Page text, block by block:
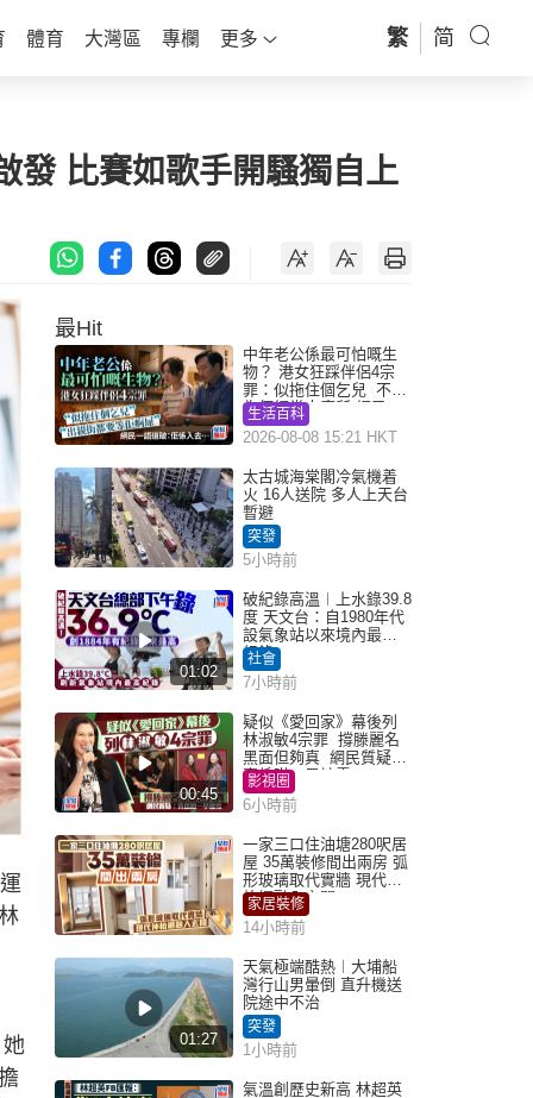
體育 大灣區 專欄 更多 繁 简
發 比賽如歌手開騷獨自上
最Hit
中年老公係最可怕嘅生
物？ 港女狂踩伴侶4宗
罪：似拖住個乞兒 不解
為何經常去廁所 網民一
語道破
生活百科
2026-08-08 15:21 HKT
太古城海棠閣冷氣機着
火 16人送院 多人上天台
暫避
突發
5小時前
01:02
破紀錄高溫︱上水錄39.8
度 天文台：自1980年代
設氣象站以來境內最高
紀錄
社會
7小時前
00:45
疑似《愛回家》幕後列
林淑敏4宗罪 撐滕麗名
黑面但夠真 網民質疑：
真係咁一早被雪
影視圈
6小時前
一家三口住油塘280呎居
屋 35萬裝修間出兩房 弧
形玻璃取代實牆 現代神
枱櫃融入玄關
家居裝修
14小時前
01:27
天氣極端酷熱︱大埔船
灣行山男暈倒 直升機送
院途中不治
突發
1小時前
氣溫創歷史新高 林超英